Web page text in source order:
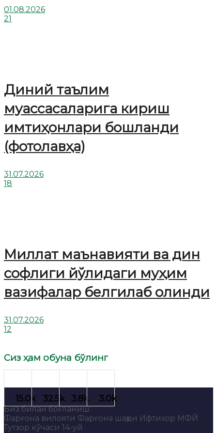
01.08.2026
21
Диний таълим
муассасаларига кириш
имтиҳонлари бошланди
(фотолавҳа)
31.07.2026
18
Миллат маънавияти ва дин
софлиги йўлидаги муҳим
вазифалар белгилаб олинди
31.07.2026
12
Сиз ҳам обуна бўлинг
Биз билан боғланиш:
Фарғона вилояти Фарғона шаҳри Ифтихор МФЙ
Тутзор кўчаси 14-уй